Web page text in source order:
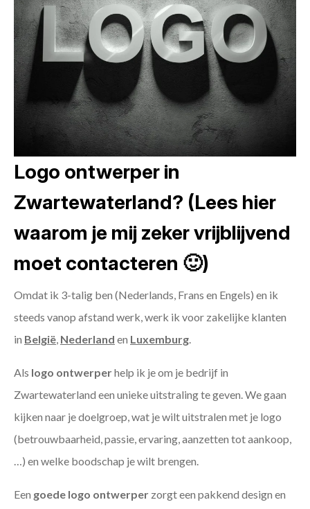
Logo ontwerper in
Zwartewaterland? (Lees hier
waarom je mij zeker vrijblijvend
moet contacteren 🙂)
Omdat ik 3-talig ben (Nederlands, Frans en Engels) en ik
steeds vanop afstand werk, werk ik voor zakelijke klanten
in België, Nederland en Luxemburg.
Als logo ontwerperhelp ik je om je bedrijf in
Zwartewaterland een unieke uitstraling te geven. We gaan
kijken naar je doelgroep, wat je wilt uitstralen met je logo
(betrouwbaarheid, passie, ervaring, aanzetten tot aankoop,
…) en welke boodschap je wilt brengen.
Een goede logo ontwerper zorgt een pakkend design en